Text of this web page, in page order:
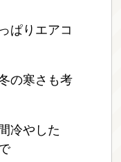
ぱりエアコ
の寒さも考
冷やした